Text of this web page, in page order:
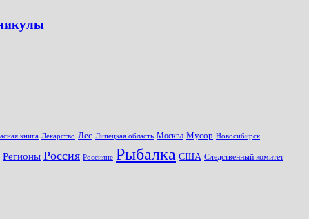
книга Лекарство Лес Липецкая область Москва Мусор Новосибирск
Регионы Россия Россияне Рыбалка США Следственный комитет